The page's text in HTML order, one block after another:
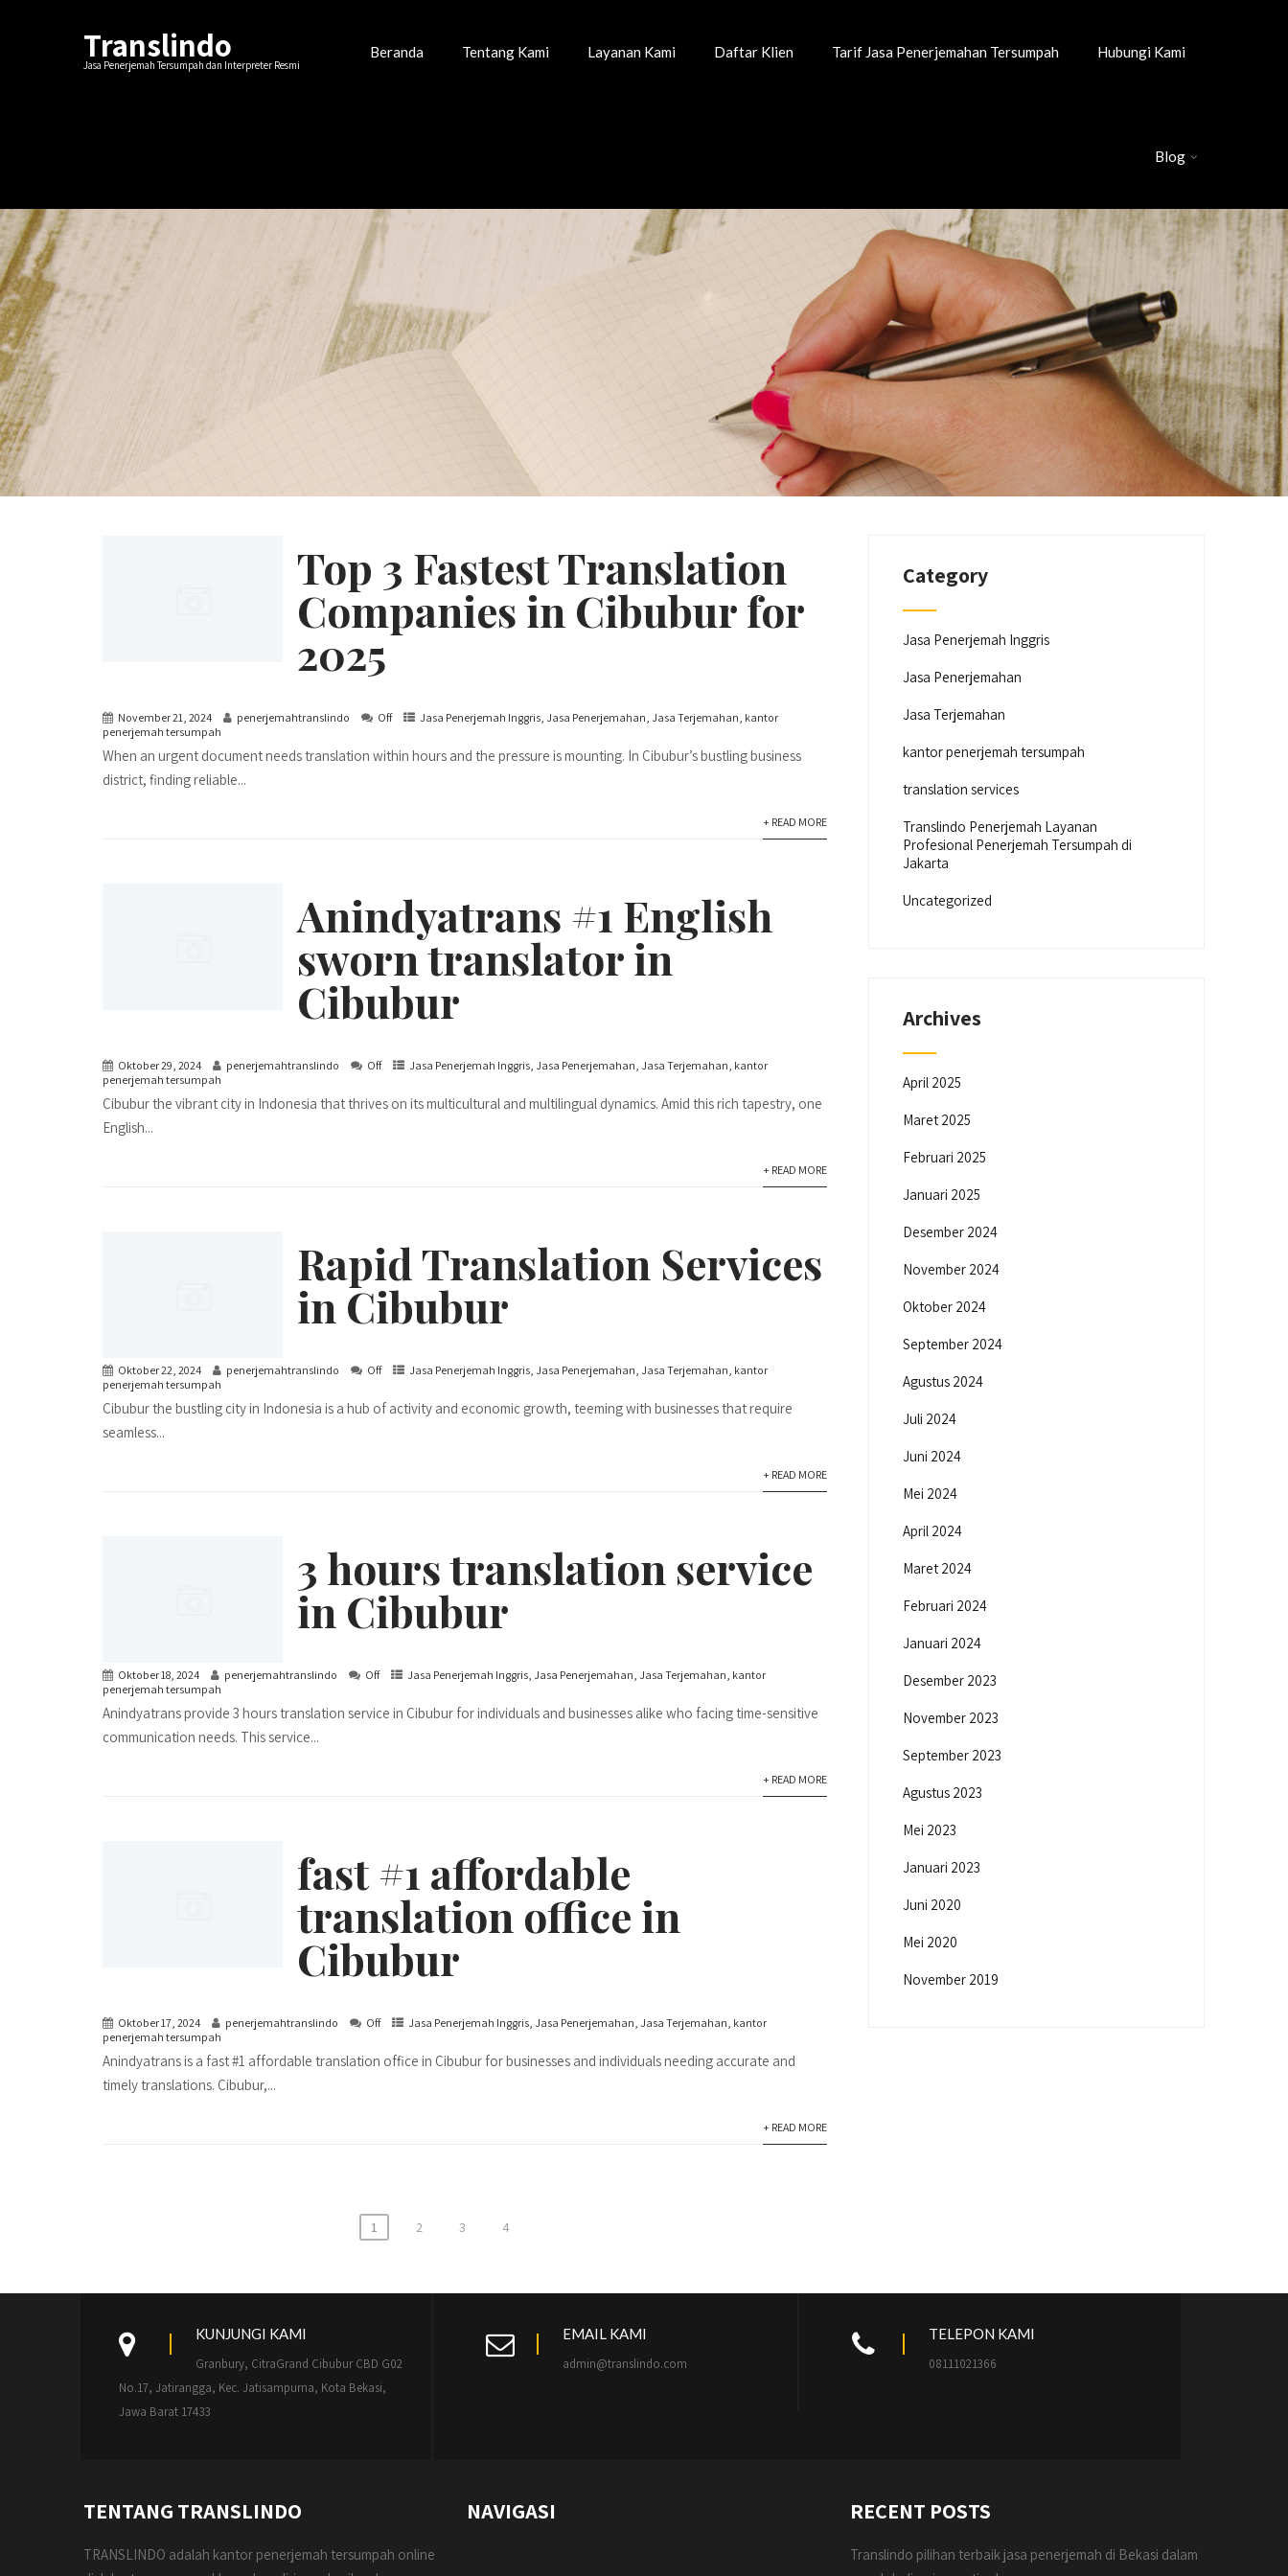
Translindo
Jasa Penerjemah Tersumpah dan Interpreter Resmi
Beranda Tentang Kami Layanan Kami Daftar Klien Tarif Jasa Penerjemahan Tersumpah Hubungi Kami
Blog
Top 3 Fastest Translation
Companies in Cibubur for
2025
November 21, 2024 penerjemahtranslindo Off Jasa Penerjemah Inggris, Jasa Penerjemahan, Jasa Terjemahan, kantor
penerjemah tersumpah
When an urgent document needs translation within hours and the pressure is mounting. In Cibubur’s bustling business
district, finding reliable...
+ READ MORE
Anindyatrans #1 English
sworn translator in
Cibubur
Oktober 29, 2024 penerjemahtranslindo Off Jasa Penerjemah Inggris, Jasa Penerjemahan, Jasa Terjemahan, kantor
penerjemah tersumpah
Cibubur the vibrant city in Indonesia that thrives on its multicultural and multilingual dynamics. Amid this rich tapestry, one
English...
+ READ MORE
Rapid Translation Services
in Cibubur
Oktober 22, 2024 penerjemahtranslindo Off Jasa Penerjemah Inggris, Jasa Penerjemahan, Jasa Terjemahan, kantor
penerjemah tersumpah
Cibubur the bustling city in Indonesia is a hub of activity and economic growth, teeming with businesses that require
seamless...
+ READ MORE
3 hours translation service
in Cibubur
Oktober 18, 2024 penerjemahtranslindo Off Jasa Penerjemah Inggris, Jasa Penerjemahan, Jasa Terjemahan, kantor
penerjemah tersumpah
Anindyatrans provide 3 hours translation service in Cibubur for individuals and businesses alike who facing time-sensitive
communication needs. This service...
+ READ MORE
fast #1 affordable
translation office in
Cibubur
Oktober 17, 2024 penerjemahtranslindo Off Jasa Penerjemah Inggris, Jasa Penerjemahan, Jasa Terjemahan, kantor
penerjemah tersumpah
Anindyatrans is a fast #1 affordable translation office in Cibubur for businesses and individuals needing accurate and
timely translations. Cibubur,...
+ READ MORE
1 2 3 4
Category
Jasa Penerjemah Inggris
Jasa Penerjemahan
Jasa Terjemahan
kantor penerjemah tersumpah
translation services
Translindo Penerjemah Layanan
Profesional Penerjemah Tersumpah di
Jakarta
Uncategorized
Archives
April 2025
Maret 2025
Februari 2025
Januari 2025
Desember 2024
November 2024
Oktober 2024
September 2024
Agustus 2024
Juli 2024
Juni 2024
Mei 2024
April 2024
Maret 2024
Februari 2024
Januari 2024
Desember 2023
November 2023
September 2023
Agustus 2023
Mei 2023
Januari 2023
Juni 2020
Mei 2020
November 2019
KUNJUNGI KAMI
Granbury, CitraGrand Cibubur CBD G02
No.17, Jatirangga, Kec. Jatisampurna, Kota Bekasi,
Jawa Barat 17433
EMAIL KAMI
admin@translindo.com
TELEPON KAMI
08111021366
TENTANG TRANSLINDO
TRANSLINDO adalah kantor penerjemah tersumpah online
NAVIGASI RECENT POSTS
Translindo pilihan terbaik jasa penerjemah di Bekasi dalam